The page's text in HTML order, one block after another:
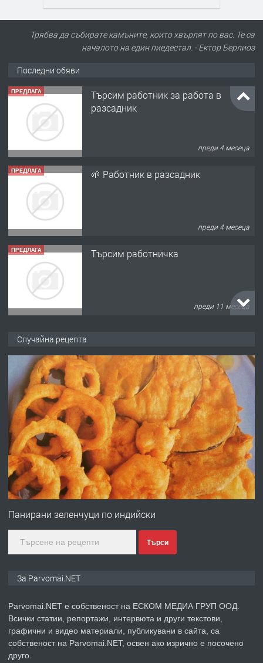
Трябва да събирате камъните, които хвърлят по вас. Те са
началото на един пиедестал. - Ектор Берлиоз
Последни обяви
ПРЕДЛАГА
Търсим работник за работа в
разсадник
преди 4 месеца
ПРЕДЛАГА 🌱 Работник в разсадник
преди 4 месеца
ПРЕДЛАГА Търсим работничка
преди 11 месеца
преди 1 година
ПРЕДЛАГА Работа за общи работници
преди 1 година
ПРЕДЛАГА
Първи поход "По стъпките на Ангел
преди 1 година
ПРЕДЛАГА Уроци по Математика
Случайна рецепта
Панирани зеленчуци по индийски
Търси
За Parvomai.NET
Parvomai.NET е собственост на ЕСКОМ МЕДИА ГРУП ООД.
Всички статии, репортажи, интервюта и други текстови,
графични и видео материали, публикувани в сайта, са
собственост на Parvomai.NET, освен ако изрично е посочено
друго.